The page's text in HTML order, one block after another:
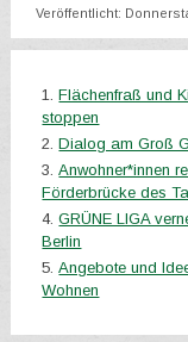
Veröffentlicht:
Flächenfraß und
stoppen
Dialog am Groß
Anwohner*innen
Förderbrücke des
GRÜNE LIGA
Berlin
Angebote und
Wohnen